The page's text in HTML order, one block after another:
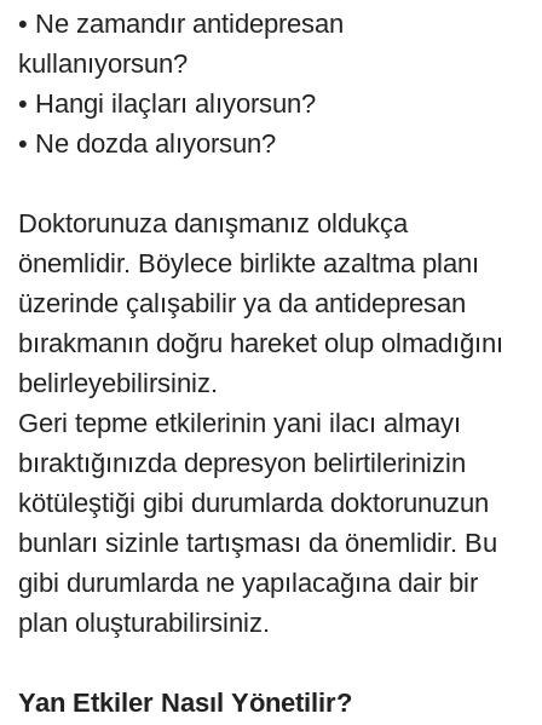
• Ne zamandır antidepresan
kullanıyorsun?
• Hangi ilaçları alıyorsun?
• Ne dozda alıyorsun?
Doktorunuza danışmanız oldukça
önemlidir. Böylece birlikte azaltma planı
üzerinde çalışabilir ya da antidepresan
bırakmanın doğru hareket olup olmadığını
belirleyebilirsiniz.
Geri tepme etkilerinin yani ilacı almayı
bıraktığınızda depresyon belirtilerinizin
kötüleştiği gibi durumlarda doktorunuzun
bunları sizinle tartışması da önemlidir. Bu
gibi durumlarda ne yapılacağına dair bir
plan oluşturabilirsiniz.
Yan Etkiler Nasıl Yönetilir?